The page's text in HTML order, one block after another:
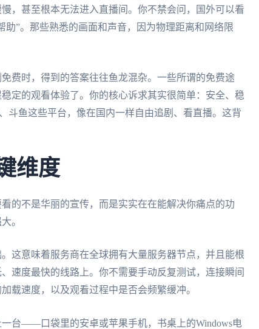
，甚至根本无法进入直播间。你不禁会问，国外可以看
”。那些熟悉的画面和声音，因为物理距离和网络限
费时，得到的答案往往鱼龙混杂。一些所谓的免费途
定的观看体验了。你的核心诉求其实很简单：安全、稳
斗鱼这些平台，像在国内一样自由追剧、看直播。这背
维度
的不是华丽的宣传，而是实实在在能解决你痛点的功
。
这意味着服务商在全球拥有大量服务器节点，并且能根
速度最快的线路上。你不需要手动反复测试，连接瞬间
载速度，以及观看过程中是否会频繁缓冲。
台——口袋里的安卓或苹果手机，书桌上的Windows电